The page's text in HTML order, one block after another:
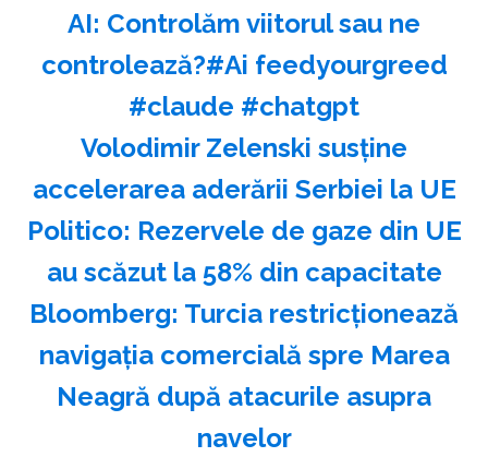
AI: Controlăm viitorul sau ne
controlează?#Ai feedyourgreed
#claude #chatgpt
Volodimir Zelenski susţine
accelerarea aderării Serbiei la UE
Politico: Rezervele de gaze din UE
au scăzut la 58% din capacitate
Bloomberg: Turcia restricţionează
navigaţia comercială spre Marea
Neagră după atacurile asupra
navelor